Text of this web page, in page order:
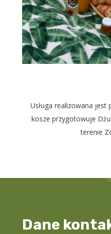
Usługa realizowana jest
kosze przygotowuje
terenie
Dane